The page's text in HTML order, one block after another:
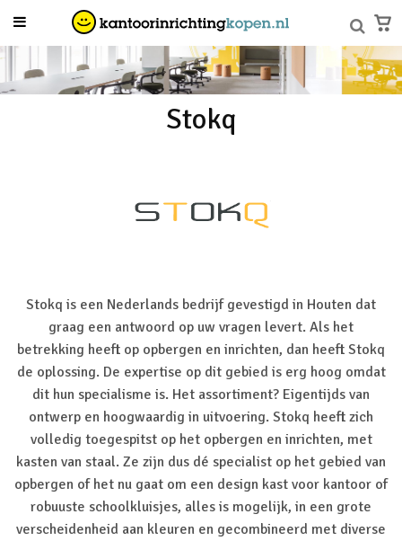
Stokq
Stokq is een Nederlands bedrijf gevestigd in Houten dat
graag een antwoord op uw vragen levert. Als het
betrekking heeft op opbergen en inrichten, dan heeft Stokq
de oplossing. De expertise op dit gebied is erg hoog omdat
dit hun specialisme is. Het assortiment? Eigentijds van
ontwerp en hoogwaardig in uitvoering. Stokq heeft zich
volledig toegespitst op het opbergen en inrichten, met
kasten van staal. Ze zijn dus dé specialist op het gebied van
opbergen of het nu gaat om een design kast voor kantoor of
robuuste schoolkluisjes, alles is mogelijk, in een grote
verscheidenheid aan kleuren en gecombineerd met diverse